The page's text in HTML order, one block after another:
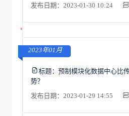
发布日期：2023-01-30 10:24
2023年01月
标题： 预制模块化数据中心比
势？
发布日期：2023-01-29 14:55